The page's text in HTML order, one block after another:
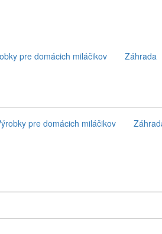
pre domácich miláčikov Záhrada
pre domácich miláčikov